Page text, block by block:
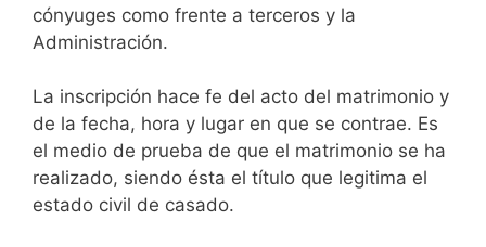
cónyuges como frente a terceros y la
Administración.
La inscripción hace fe del acto del matrimonio y
de la fecha, hora y lugar en que se contrae. Es
el medio de prueba de que el matrimonio se ha
realizado, siendo ésta el título que legitima el
estado civil de casado.